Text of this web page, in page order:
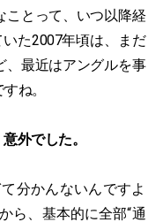
ことって、いつ以降経
た2007年頃は、まだ
、最近はアングルを事
ね。
外でした。
分かんないんですよ
ら、基本的に全部“通